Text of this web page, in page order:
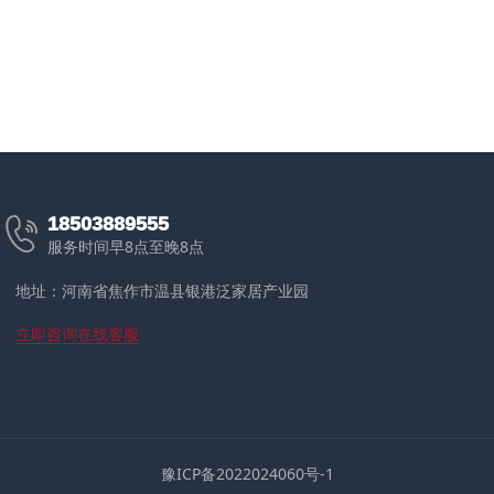
18503889555
服务时间早8点至晚8点
地址：河南省焦作市温县银港泛家居产业园
立即咨询在线客服
豫ICP备2022024060号-1